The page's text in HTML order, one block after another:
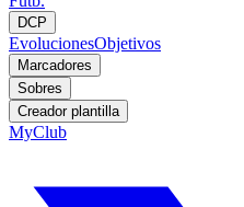
DCP
EvolucionesObjetivos
Marcadores
Sobres
Creador plantilla
MyClub